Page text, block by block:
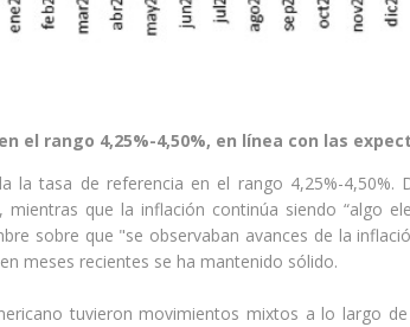
el rango 4,25%-4,50%, en línea con las
la tasa de referencia en el rango 4,25%-
que la inflación continúa siendo “algo
sobre que "se observaban avances de la
meses recientes se ha mantenido sólido.
tuvieron movimientos mixtos a lo largo